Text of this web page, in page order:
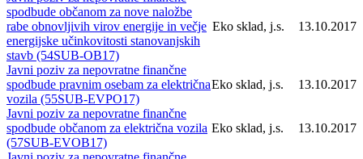
spodbude občanom za nove naložbe
rabe obnovljivih virov energije in večje
energijske učinkovitosti stanovanjskih
stavb (54SUB-OB17)
Eko sklad, j.s. 13.10.2017
Javni poziv za nepovratne finančne
spodbude pravnim osebam za električna
vozila (55SUB-EVPO17)
Eko sklad, j.s. 13.10.2017
Javni poziv za nepovratne finančne
spodbude občanom za električna vozila
(57SUB-EVOB17)
Eko sklad, j.s. 13.10.2017